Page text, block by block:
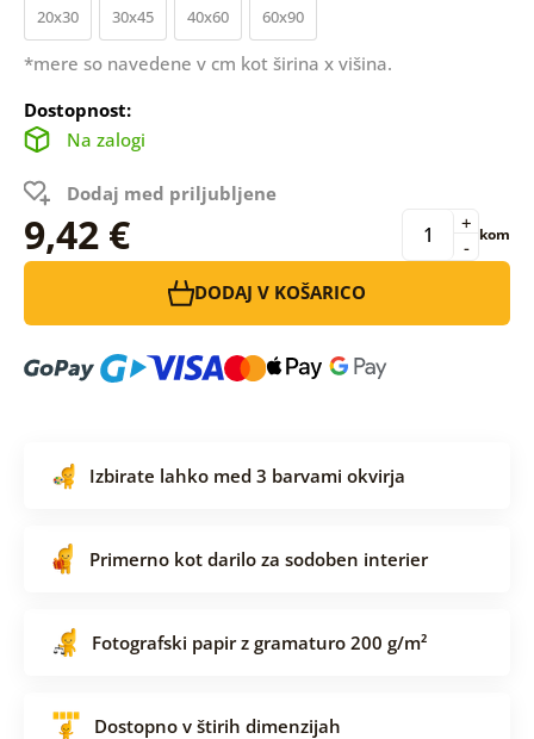
20x30 30x45 40x60 60x90
*mere so navedene v cm kot širina x višina.
Dostopnost:
Na zalogi
Dodaj med priljubljene
9,42 € -
+ kom
DODAJ V KOŠARICO
Izbirate lahko med 3 barvami okvirja
Primerno kot darilo za sodoben interier
Fotografski papir z gramaturo 200 g/m²
Dostopno v štirih dimenzijah